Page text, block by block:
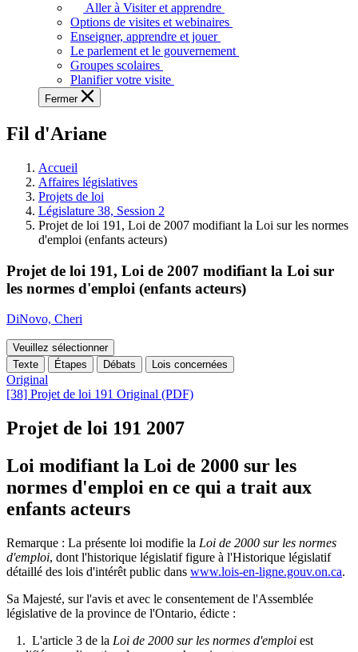
voir,
apprendre
et
à
à
législative.
Aller à Visiter et apprendre
Options de visites et webinaires
Enseigner, apprendre et jouer
Le parlement et le gouvernement
Groupes scolaires
Planifier votre visite
Fermer
Fil d'Ariane
Accueil
Affaires législatives
Projets de loi
Législature 38, Session 2
Projet de loi 191, Loi de 2007 modifiant la Loi sur les normes
d'emploi (enfants acteurs)
Projet de loi 191, Loi de 2007 modifiant la Loi sur
les normes d'emploi (enfants acteurs)
DiNovo, Cheri
Veuillez sélectionner
Texte
Étapes Débats Lois concernées
Original
[38] Projet de loi 191 Original (PDF)
Projet de loi 191 2007
Loi modifiant la Loi de 2000 sur les
normes d'emploi en ce qui a trait aux
enfants acteurs
Remarque : La présente loi modifie la Loi de 2000 sur les normes
d'emploi, dont l'historique législatif figure à l'Historique législatif
détaillé des lois d'intérêt public dans www.lois-en-ligne.gouv.on.ca.
Sa Majesté, sur l'avis et avec le consentement de l'Assemblée
législative de la province de l'Ontario, édicte :
1. L'article 3 de la Loi de 2000 sur les normes d'emploi est